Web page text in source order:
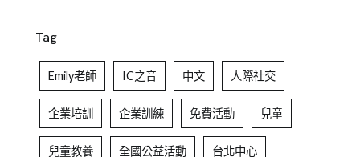
Tag
Emily老師 IC之音 中文 人際社交
企業培訓 企業訓練 免費活動 兒童
兒童教養 全國公益活動 台北中心